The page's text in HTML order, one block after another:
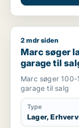
Marc søger
2 mdr siden
Marc søger
garage til
Nordsjælland
Marc søger
garage til salg
Type
Lager,